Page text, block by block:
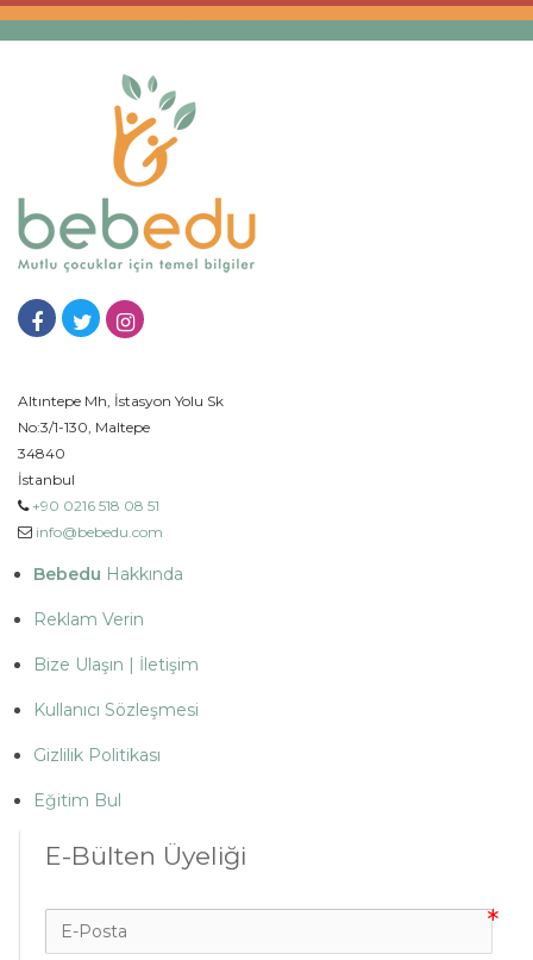
Altıntepe Mh, İstasyon Yolu Sk
No:3/1-130, Maltepe
34840
İstanbul
+90 0216 518 08 51
info@bebedu.com
Bebedu Hakkında
Reklam Verin
Bize Ulaşın | İletişim
Kullanıcı Sözleşmesi
Gizlilik Politikası
Eğitim Bul
E-Bülten Üyeliği